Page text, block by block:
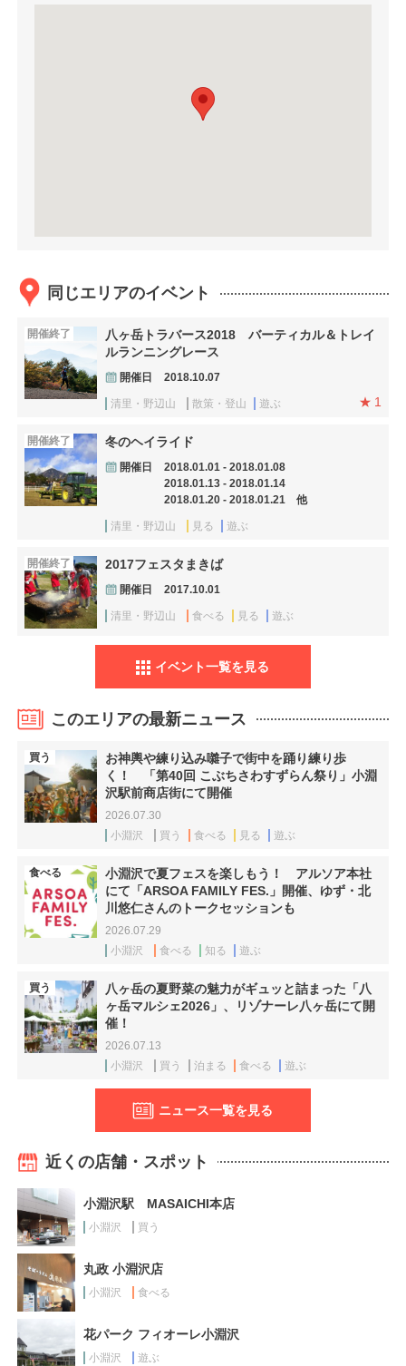
同じエリアのイベント
開催終了
八ヶ岳トラバース2018 バーティカル＆トレイ
ルランニングレース
開催日 2018.10.07
清里・野辺山 散策・登山 遊ぶ 1
開催終了 冬のヘイライド
開催日
2018.01.01 - 2018.01.08
2018.01.13 - 2018.01.14
2018.01.20 - 2018.01.21 他
清里・野辺山 見る 遊ぶ
開催終了 2017フェスタまきば
開催日 2017.10.01
清里・野辺山 食べる 見る 遊ぶ
イベント一覧を見る
このエリアの最新ニュース
買う
お神輿や練り込み囃子で街中を踊り練り歩
く！ 「第40回 こぶちさわすずらん祭り」小淵
沢駅前商店街にて開催
2026.07.30
小淵沢
買う 食べる 見る 遊ぶ
食べる
小淵沢で夏フェスを楽しもう！ アルソア本社
にて「ARSOA FAMILY FES.」開催、ゆず・北
川悠仁さんのトークセッションも
2026.07.29
小淵沢
食べる 知る 遊ぶ
買う
八ヶ岳の夏野菜の魅力がギュッと詰まった「八
ヶ岳マルシェ2026」、リゾナーレ八ヶ岳にて開
催！
2026.07.13
小淵沢
買う 泊まる 食べる 遊ぶ
ニュース一覧を見る
近くの店舗・スポット
小淵沢駅 MASAICHI本店
小淵沢 買う
丸政 小淵沢店
小淵沢 食べる
花パーク フィオーレ小淵沢
小淵沢 遊ぶ